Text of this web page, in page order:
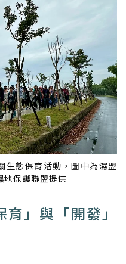
生態保育活動，圖中為濕盟
地保護聯盟提供
」與「開發」